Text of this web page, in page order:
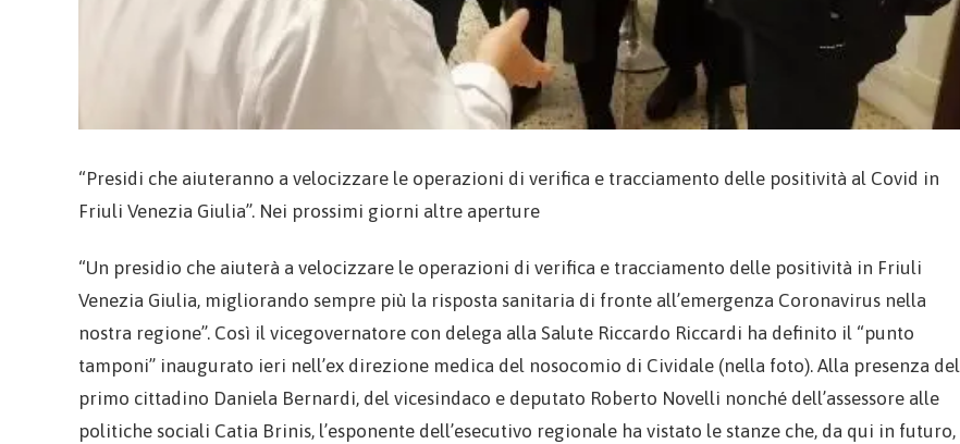
“Presidi che aiuteranno a velocizzare le operazioni di verifica e tracciamento delle positività al Covid in
Friuli Venezia Giulia”. Nei prossimi giorni altre aperture
“Un presidio che aiuterà a velocizzare le operazioni di verifica e tracciamento delle positività in Friuli
Venezia Giulia, migliorando sempre più la risposta sanitaria di fronte all’emergenza Coronavirus nella
nostra regione”. Così il vicegovernatore con delega alla Salute Riccardo Riccardi ha definito il “punto
tamponi” inaugurato ieri nell’ex direzione medica del nosocomio di Cividale (nella foto). Alla presenza del
primo cittadino Daniela Bernardi, del vicesindaco e deputato Roberto Novelli nonché dell’assessore alle
politiche sociali Catia Brinis, l’esponente dell’esecutivo regionale ha vistato le stanze che, da qui in futuro,